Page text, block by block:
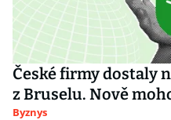
České firmy dostaly
z Bruselu. Nově
Byznys